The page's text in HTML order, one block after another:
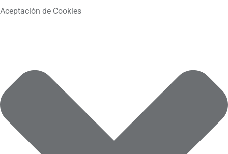
Aceptación de Cookies